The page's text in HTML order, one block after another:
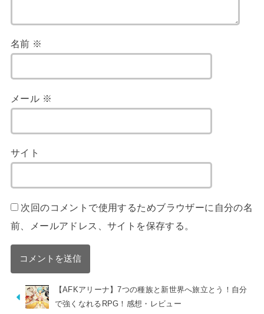
名前 ※
メール ※
サイト
次回のコメントで使用するためブラウザーに自分の名
前、メールアドレス、サイトを保存する。
【AFKアリーナ】7つの種族と新世界へ旅立とう！自分
で強くなれるRPG！感想・レビュー